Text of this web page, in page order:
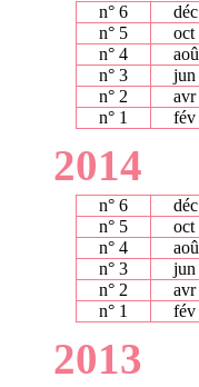
n° 6 déc
n° 5
oct
n° 4
aoû
n° 3
jun
n° 2
avr
n° 1
fév
2014
n° 6 déc
n° 5
oct
n° 4
aoû
n° 3
jun
n° 2
avr
n° 1
fév
2013